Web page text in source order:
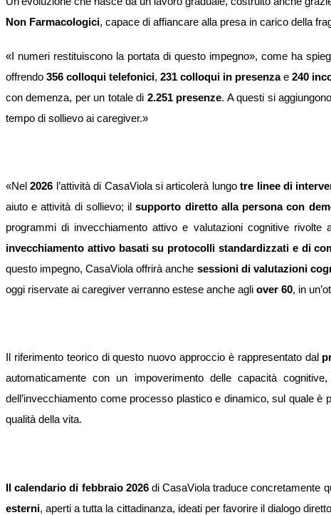
Non Farmacologici, capace di affiancare alla presa in carico della
«I numeri restituiscono la portata di questo impegno», come ha
offrendo356 colloqui telefonici,231 colloqui in presenzae240
con demenza, per un totale di 2.251 presenze. A questi si aggiungono
tempo di sollievo ai caregiver.»
«Nel2026 l’attività di CasaViola si articolerà lungotre linee di
aiuto e attività di sollievo; ilsupporto diretto alla persona con
programmi di invecchiamento attivo e valutazioni cognitive
invecchiamento attivo basati su protocolli standardizzati e di
questo impegno, CasaViola offrirà anche sessioni di valutazioni
oggi riservate ai caregiver verranno estese anche agli over 60, in
Il riferimento teorico di questo nuovo approccio è rappresentato dal
automaticamente con un impoverimento delle capacità
dell’invecchiamento come processo plastico e dinamico, sul quale
qualità della vita.
Il calendario di febbraio 2026di CasaViola traduce concretamente
esterni, aperti a tutta la cittadinanza, ideati per favorire il dialogo